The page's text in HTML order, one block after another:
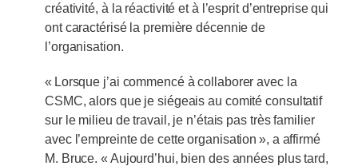
créativité, à la réactivité et à l’esprit d’entreprise qui
ont caractérisé la première décennie de
l’organisation.
« Lorsque j’ai commencé à collaborer avec la
CSMC, alors que je siégeais au comité consultatif
sur le milieu de travail, je n’étais pas très familier
avec l’empreinte de cette organisation », a affirmé
M. Bruce. « Aujourd’hui, bien des années plus tard,